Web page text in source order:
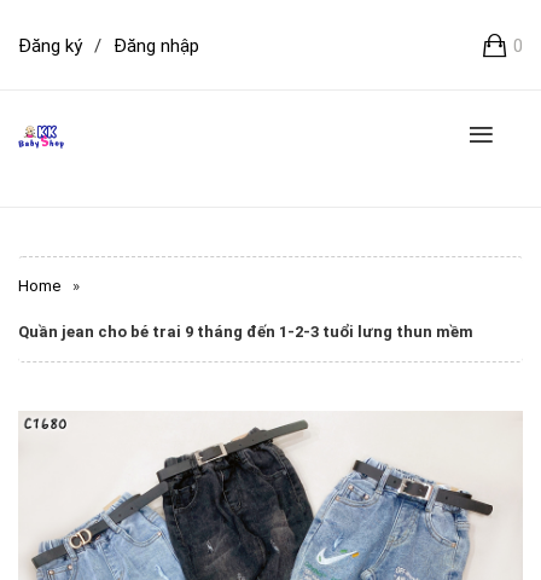
0
Đăng ký / Đăng nhập
Home »
Quần jean cho bé trai 9 tháng đến 1-2-3 tuổi lưng thun mềm